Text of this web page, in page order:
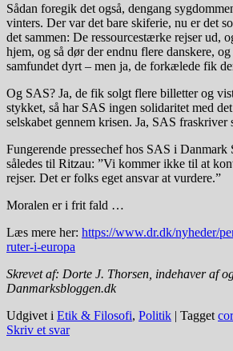
Sådan foregik det også, dengang
vinters. Der var det bare skiferie, nu er det
det sammen: De ressourcestærke rejser ud,
hjem, og så dør der endnu flere danskere,
samfundet dyrt – men ja, de forkælede fik
Og SAS? Ja, de fik solgt flere billetter og
stykket, så har SAS ingen solidaritet med
selskabet gennem krisen. Ja, SAS fraskriver
Fungerende pressechef hos SAS i
således til Ritzau: ”Vi kommer ikke til at
rejser. Det er folks eget ansvar at vurdere.”
Moralen er i frit fald …
Læs mere her: https://www.dr.dk/nyheder/
ruter-i-europa
Skrevet af: Dorte J. Thorsen, indehaver af
Danmarksbloggen.dk
Udgivet i Etik & Filosofi, Politik | Tagget
Skriv et svar